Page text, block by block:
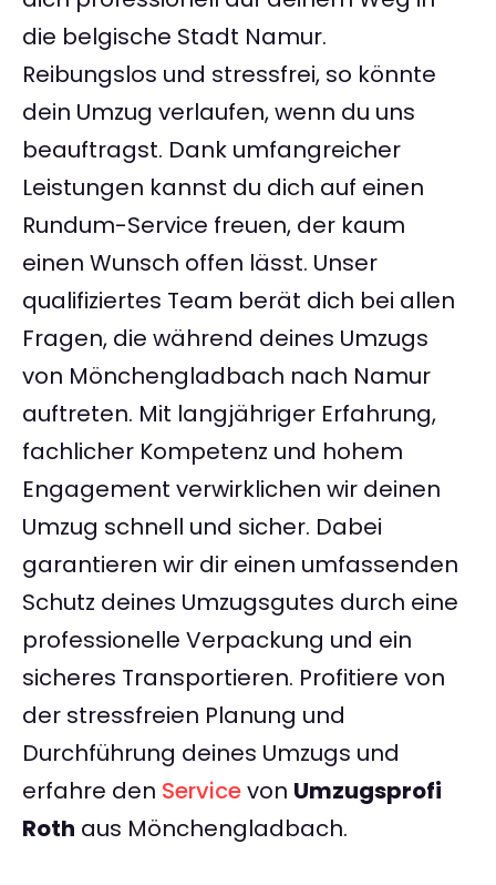
die belgische Stadt Namur.
Reibungslos und stressfrei, so könnte
dein Umzug verlaufen, wenn du uns
beauftragst. Dank umfangreicher
Leistungen kannst du dich auf einen
Rundum-Service freuen, der kaum
einen Wunsch offen lässt. Unser
qualifiziertes Team berät dich bei allen
Fragen, die während deines Umzugs
von Mönchengladbach nach Namur
auftreten. Mit langjähriger Erfahrung,
fachlicher Kompetenz und hohem
Engagement verwirklichen wir deinen
Umzug schnell und sicher. Dabei
garantieren wir dir einen umfassenden
Schutz deines Umzugsgutes durch eine
professionelle Verpackung und ein
sicheres Transportieren. Profitiere von
der stressfreien Planung und
Durchführung deines Umzugs und
erfahre den Servicevon Umzugsprofi
Roth aus Mönchengladbach.